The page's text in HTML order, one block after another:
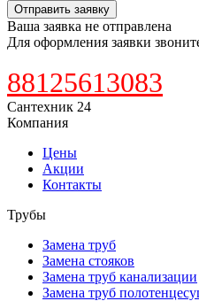
Отправить заявку
Ваша заявка не отправлена
Для оформления заявки
88125613083
Сантехник 24
Компания
Цены
Акции
Контакты
Трубы
Замена труб
Замена стояков
Замена труб канализации
Замена труб